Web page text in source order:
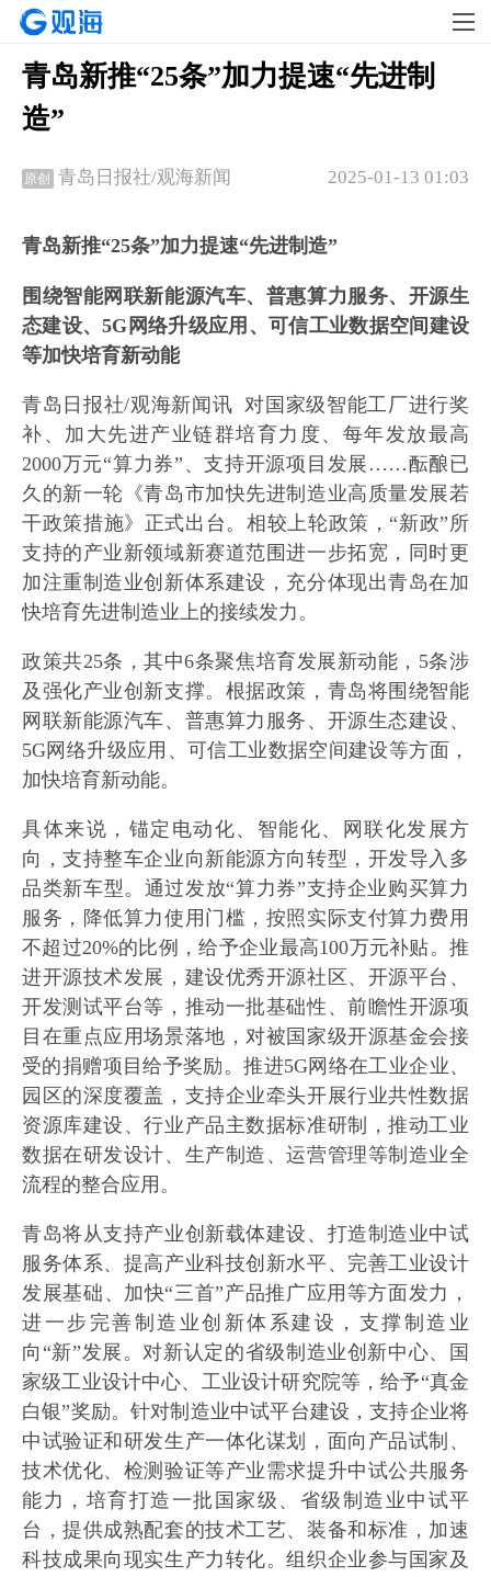
​青岛新推“25条”加力提速“先进制
造”
原创 2025-01-13 01:03
青岛日报社/观海新闻
青岛新推“25条”加力提速“先进制造”
围绕智能网联新能源汽车、普惠算力服务、开源生
态建设、5G网络升级应用、可信工业数据空间建设
等加快培育新动能
青岛日报社/观海新闻讯 对国家级智能工厂进行奖
补、加大先进产业链群培育力度、每年发放最高
2000万元“算力券”、支持开源项目发展……酝酿已
久的新一轮《青岛市加快先进制造业高质量发展若
干政策措施》正式出台。相较上轮政策，“新政”所
支持的产业新领域新赛道范围进一步拓宽，同时更
加注重制造业创新体系建设，充分体现出青岛在加
快培育先进制造业上的接续发力。
政策共25条，其中6条聚焦培育发展新动能，5条涉
及强化产业创新支撑。根据政策，青岛将围绕智能
网联新能源汽车、普惠算力服务、开源生态建设、
5G网络升级应用、可信工业数据空间建设等方面，
加快培育新动能。
具体来说，锚定电动化、智能化、网联化发展方
向，支持整车企业向新能源方向转型，开发导入多
品类新车型。通过发放“算力券”支持企业购买算力
服务，降低算力使用门槛，按照实际支付算力费用
不超过20%的比例，给予企业最高100万元补贴。推
进开源技术发展，建设优秀开源社区、开源平台、
开发测试平台等，推动一批基础性、前瞻性开源项
目在重点应用场景落地，对被国家级开源基金会接
受的捐赠项目给予奖励。推进5G网络在工业企业、
园区的深度覆盖，支持企业牵头开展行业共性数据
资源库建设、行业产品主数据标准研制，推动工业
数据在研发设计、生产制造、运营管理等制造业全
流程的整合应用。
青岛将从支持产业创新载体建设、打造制造业中试
服务体系、提高产业科技创新水平、完善工业设计
发展基础、加快“三首”产品推广应用等方面发力，
进一步完善制造业创新体系建设，支撑制造业
向“新”发展。对新认定的省级制造业创新中心、国
家级工业设计中心、工业设计研究院等，给予“真金
白银”奖励。针对制造业中试平台建设，支持企业将
中试验证和研发生产一体化谋划，面向产品试制、
技术优化、检测验证等产业需求提升中试公共服务
能力，培育打造一批国家级、省级制造业中试平
台，提供成熟配套的技术工艺、装备和标准，加速
科技成果向现实生产力转化。组织企业参与国家及